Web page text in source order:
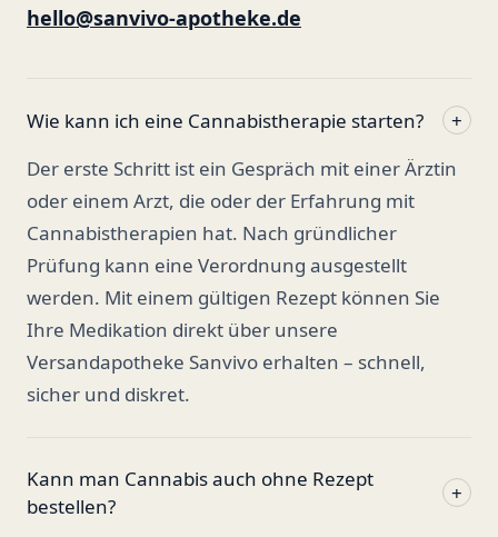
hello@sanvivo-apotheke.de
Wie kann ich eine Cannabistherapie starten?
+
Der erste Schritt ist ein Gespräch mit einer Ärztin
oder einem Arzt, die oder der Erfahrung mit
Cannabistherapien hat. Nach gründlicher
Prüfung kann eine Verordnung ausgestellt
werden. Mit einem gültigen Rezept können Sie
Ihre Medikation direkt über unsere
Versandapotheke Sanvivo erhalten – schnell,
sicher und diskret.
Kann man Cannabis auch ohne Rezept
bestellen?
+